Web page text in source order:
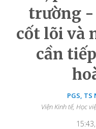
trường
cốt lõi và
cần
PGS, TS
Viện Kinh tế, Học